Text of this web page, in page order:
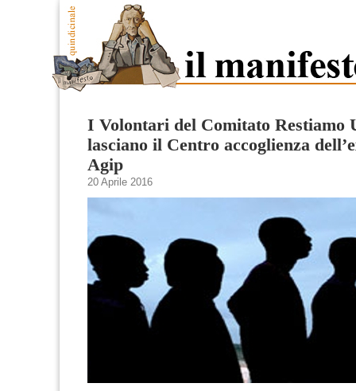
I Volontari del Comitato Restiamo
lasciano il Centro accoglienza
Agip
20 Aprile 2016